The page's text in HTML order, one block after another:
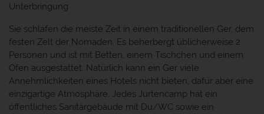
Unterbringung
Sie schlafen die meiste Zeit in einem traditionellen Ger, dem
festen Zelt der Nomaden. Es beherbergt üblicherweise 2
Personen und ist mit Betten, einem Tischchen und einem
Ofen ausgestattet. Natürlich kann ein Ger viele
Annehmlichkeiten eines Hotels nicht bieten, dafür aber eine
einzigartige Atmosphäre. Jedes Jurtencamp hat ein
öffentliches Sanitärgebäude mit Du/WC sowie ein